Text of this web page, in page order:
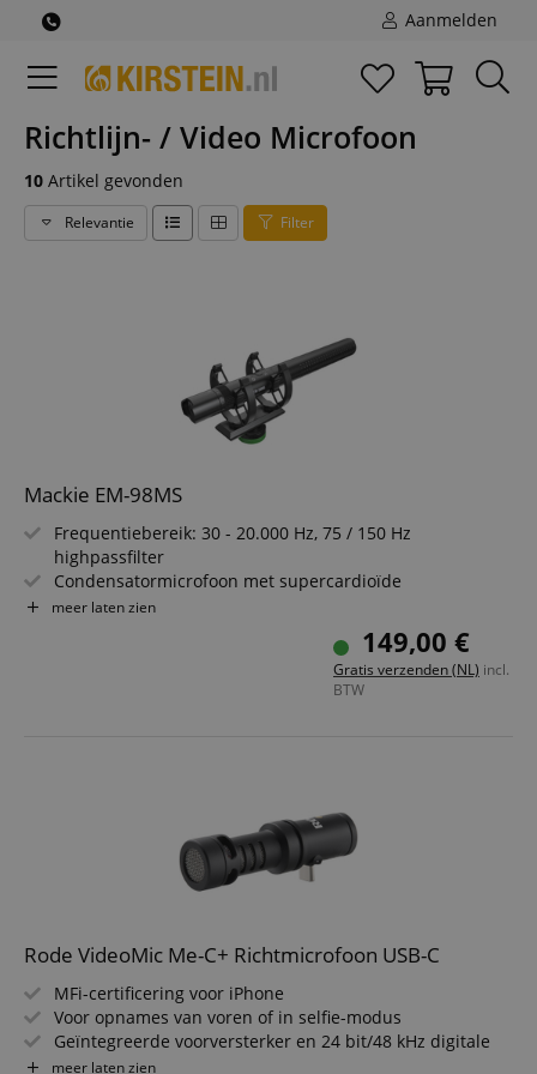
Aanmelden
Richtlijn- / Video Microfoon
10 Artikel gevonden
Relevantie Filter
Mackie EM-98MS
Frequentiebereik: 30 - 20.000 Hz, 75 / 150 Hz
highpassfilter
Condensatormicrofoon met supercardioïde
karakteristiek
Compact en lichtgewicht, ideaal voor onderweg & snelle
Geïntegreerde Li-Ion accu, automatische aan/uit-functie
Eigen koptelefoonuitgang voor realtime monitoring
meer laten zien
149,00 €
Gratis verzenden (NL) incl.
BTW
Rode VideoMic Me-C+ Richtmicrofoon USB-C
MFi-certificering voor iPhone
Voor opnames van voren of in selfie-modus
Geïntegreerde voorversterker en 24 bit/48 kHz digitale
omzetting
meer laten zien